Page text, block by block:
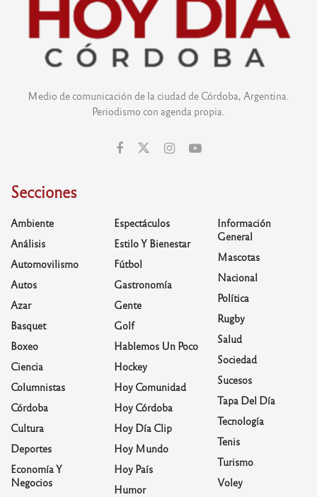
Medio de comunicación de la ciudad de Córdoba, Argentina.
Periodismo con agenda propia.
Secciones
Ambiente
Análisis
Automovilismo
Autos
Azar
Basquet
Boxeo
Ciencia
Columnistas
Córdoba
Cultura
Deportes
Economía Y
Negocios
Espectáculos
Estilo Y Bienestar
Fútbol
Gastronomía
Gente
Golf
Hablemos Un Poco
Hockey
Hoy Comunidad
Hoy Córdoba
Hoy Día Clip
Hoy Mundo
Hoy País
Humor
Información
General
Mascotas
Nacional
Política
Rugby
Salud
Sociedad
Sucesos
Tapa Del Día
Tecnología
Tenis
Turismo
Voley